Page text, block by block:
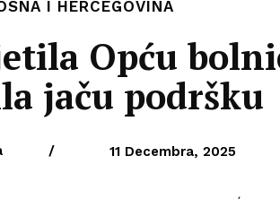
I HERCEGOVINA
Opću
jaču podršku
/ 11 Decembra, 2025